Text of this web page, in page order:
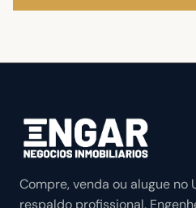
Compre, venda ou alugue no
respaldo profissional.